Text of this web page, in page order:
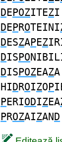
DEPOZITEZI
DEPROTEINI
DESZAPEZ
DISPO
DISPOZEAZA
HIDROIZOP
PERIODIZEA
PROZAIZAND